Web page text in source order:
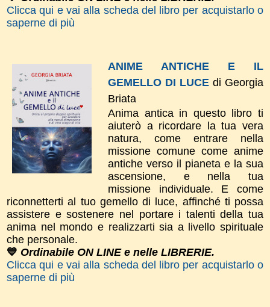
Clicca qui e vai alla scheda del libro per acquistarlo o
saperne di più
ANIME ANTICHE E IL
GEMELLO DI LUCE di Georgia
Briata
Anima antica in questo libro ti
aiuterò a ricordare la tua vera
natura, come entrare nella
missione comune come anime
antiche verso il pianeta e la sua
ascensione, e nella tua
missione individuale. E come
riconnetterti al tuo gemello di luce, affinché ti possa
assistere e sostenere nel portare i talenti della tua
anima nel mondo e realizzarti sia a livello spirituale
che personale.
💙 Ordinabile ON LINE e nelle LIBRERIE.
Clicca qui e vai alla scheda del libro per acquistarlo o
saperne di più